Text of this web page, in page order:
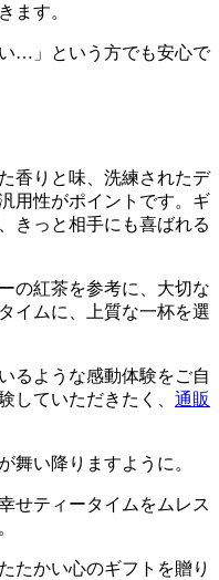
ます。
…」という方でも安心で
香りと味、洗練されたデ
用性がポイントです。ギ
きっと相手にも喜ばれる
の紅茶を参考に、大切な
イムに、上質な一杯を選
るような感動体験をご自
していただきたく、 通販
舞い降りますように。
せティータイムをムレス
たかい心のギフトを贈り